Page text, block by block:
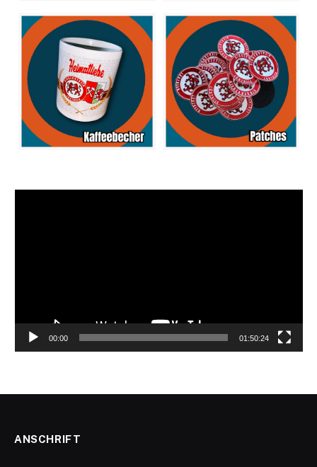
00:00 01:50:24
ANSCHRIFT